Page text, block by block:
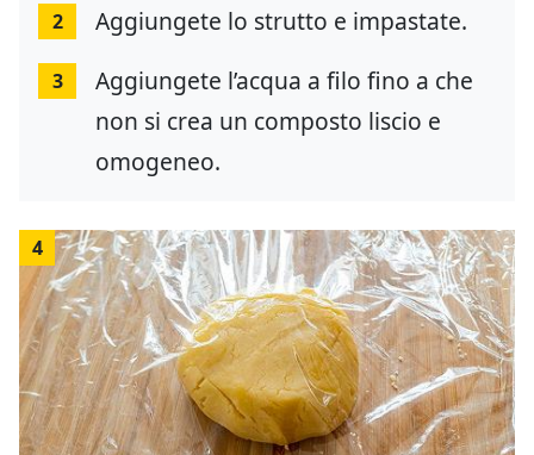
2 Aggiungete lo strutto e impastate.
3
Aggiungete l’acqua a filo fino a che
non si crea un composto liscio e
omogeneo.
4